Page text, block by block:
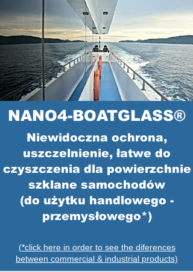
NANO4-BOATGLASS®
Niewidoczna ochrona,
uszczelnienie, łatwe do
czyszczenia dla powierzchnie
szklane samochodów
(do użytku handlowego -
przemysłowego*)
(*click here in order to see the diferences
between commercial & industrial products)